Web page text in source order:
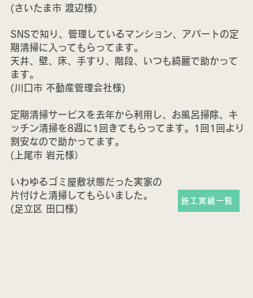
(さいたま市 渡辺様)
SNSで知り、管理しているマンション、アパートの定
期清掃に入ってもらってます。
天井、壁、床、手すり、階段、いつも綺麗で助かって
ます。
(川口市 不動産管理会社様)
定期清掃サービスを去年から利用し、お風呂掃除、キ
ッチン清掃を8週に1回きてもらってます。1回1回より
割安なので助かってます。
(上尾市 岩元様）
いわゆるゴミ屋敷状態だった実家の
片付けと清掃してもらいました。
(足立区 田口様)
施工実績一覧